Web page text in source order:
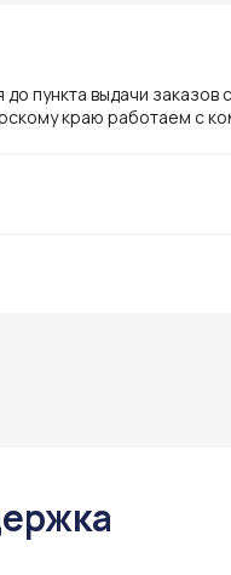
до пункта выдачи
краю работаем с